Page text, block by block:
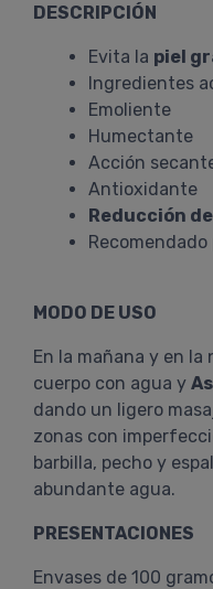
DESCRIPCIÓN
Evita la piel
Ingredientes
Emoliente
Humectante
Acción
Antioxidante
Reducción
Recomendado
MODO DE USO
En la mañana y en
cuerpo con agua y
dando un ligero
zonas con
barbilla, pecho y
abundante agua.
PRESENTACIONES
Envases de 100